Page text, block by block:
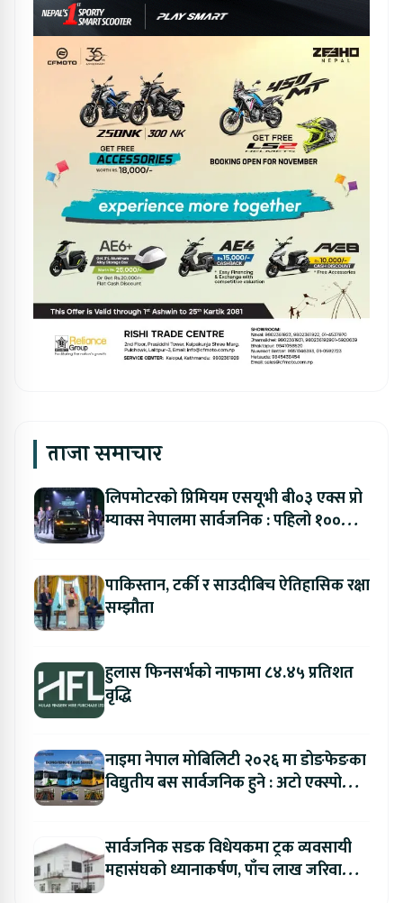
ताजा समाचार
लिपमोटरको प्रिमियम एसयूभी बी०३ एक्स प्रो
म्याक्स नेपालमा सार्वजनिक : पहिलो १००
पाकिस्तान, टर्की र साउदीबिच ऐतिहासिक रक्षा
सम्झौता
हुलास फिनसर्भको नाफामा ८४.४५ प्रतिशत
वृद्धि
नाइमा नेपाल मोबिलिटी २०२६ मा डोङफेङका
विद्युतीय बस सार्वजनिक हुने : अटो एक्स्पोमा
सार्वजनिक सडक विधेयकमा ट्रक व्यवसायी
महासंघको ध्यानाकर्षण, पाँच लाख जरिवाना